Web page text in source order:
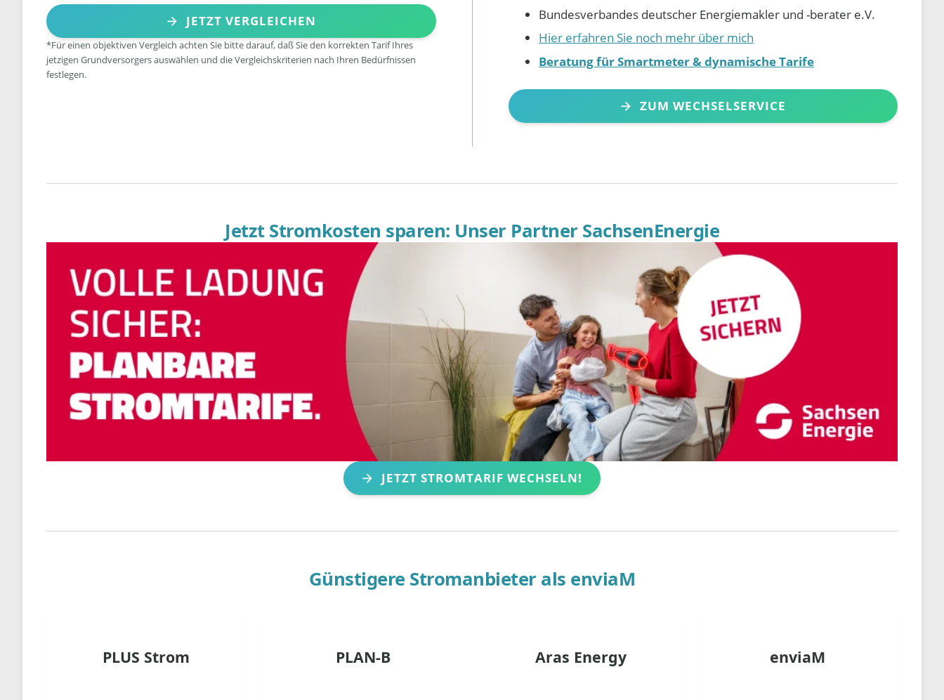
JETZT VERGLEICHEN
*Für einen objektiven Vergleich achten Sie bitte darauf, daß Sie den korrekten Tarif Ihres
jetzigen Grundversorgers auswählen und die Vergleichskriterien nach Ihren Bedürfnissen
festlegen.
Bundesverbandes deutscher Energiemakler und -berater e.V.
Hier erfahren Sie noch mehr über mich
Beratung für Smartmeter & dynamische Tarife
ZUM WECHSELSERVICE
Jetzt Stromkosten sparen: Unser Partner SachsenEnergie
JETZT STROMTARIF WECHSELN!
Günstigere Stromanbieter als enviaM
PLUS Strom PLAN-B Aras Energy enviaM